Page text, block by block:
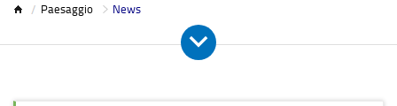
Paesaggio News